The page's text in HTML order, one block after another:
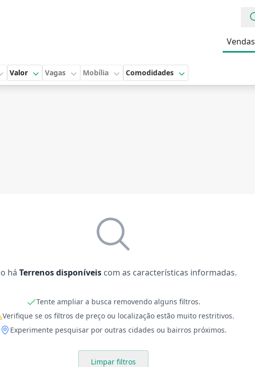
Vendas
Valor Vagas Mobília Comodidades
há Terrenos disponíveiscom as características informadas.
Tente ampliar a busca removendo alguns filtros.
Verifique se os filtros de preço ou localização estão muito restritivos.
Experimente pesquisar por outras cidades ou bairros próximos.
Limpar filtros